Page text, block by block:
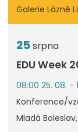
Galerie Lázně
25srpna
EDU Week
08:00 25. 08. -
Konference/
Mladá